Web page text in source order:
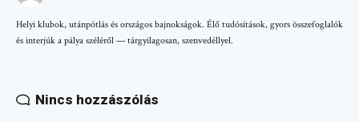
Helyi klubok, utánpótlás és országos bajnokságok. Élő tudósítások, gyors összefoglalók
és interjúk a pálya széléről — tárgyilagosan, szenvedéllyel.
Nincs hozzászólás